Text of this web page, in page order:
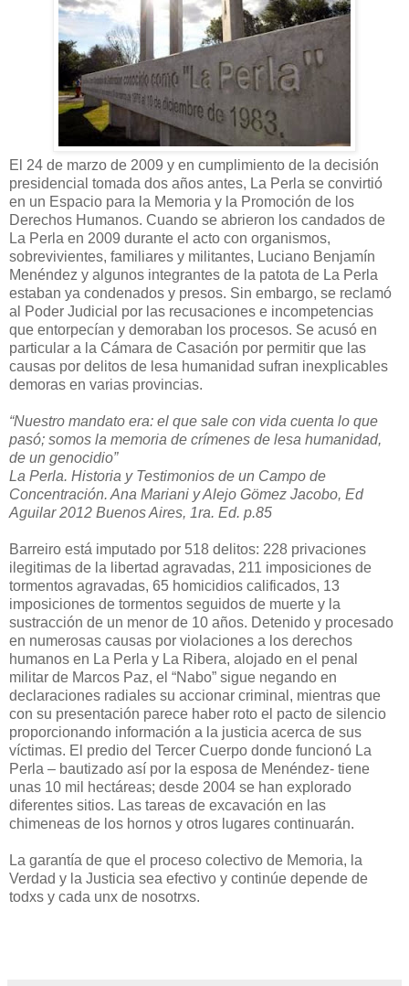
El 24 de marzo de 2009 y en cumplimiento de la decisión
presidencial tomada dos años antes, La Perla se convirtió
en un Espacio para la Memoria y la Promoción de los
Derechos Humanos. Cuando se abrieron los candados de
La Perla en 2009 durante el acto con organismos,
sobrevivientes, familiares y militantes, Luciano Benjamín
Menéndez y algunos integrantes de la patota de La Perla
estaban ya condenados y presos. Sin embargo, se reclamó
al Poder Judicial por las recusaciones e incompetencias
que entorpecían y demoraban los procesos. Se acusó en
particular a la Cámara de Casación por permitir que las
causas por delitos de lesa humanidad sufran inexplicables
demoras en varias provincias.
“Nuestro mandato era: el que sale con vida cuenta lo que
pasó; somos la memoria de crímenes de lesa humanidad,
de un genocidio”
La Perla. Historia y Testimonios de un Campo de
Concentración. Ana Mariani y Alejo Gömez Jacobo, Ed
Aguilar 2012 Buenos Aires, 1ra. Ed. p.85
Barreiro está imputado por 518 delitos: 228 privaciones
ilegitimas de la libertad agravadas, 211 imposiciones de
tormentos agravadas, 65 homicidios calificados, 13
imposiciones de tormentos seguidos de muerte y la
sustracción de un menor de 10 años. Detenido y procesado
en numerosas causas por violaciones a los derechos
humanos en La Perla y La Ribera, alojado en el penal
militar de Marcos Paz, el “Nabo” sigue negando en
declaraciones radiales su accionar criminal, mientras que
con su presentación parece haber roto el pacto de silencio
proporcionando información a la justicia acerca de sus
víctimas. El predio del Tercer Cuerpo donde funcionó La
Perla – bautizado así por la esposa de Menéndez- tiene
unas 10 mil hectáreas; desde 2004 se han explorado
diferentes sitios. Las tareas de excavación en las
chimeneas de los hornos y otros lugares continuarán.
La garantía de que el proceso colectivo de Memoria, la
Verdad y la Justicia sea efectivo y continúe depende de
todxs y cada unx de nosotrxs.